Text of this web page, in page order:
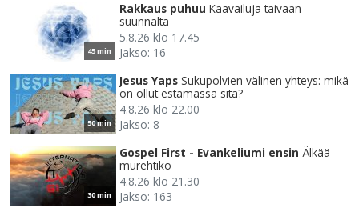
45 min
Rakkaus puhuu Kaavailuja taivaan
suunnalta
5.8.26 klo 17.45
Jakso: 16
50 min
Jesus Yaps Sukupolvien välinen yhteys: mikä
on ollut estämässä sitä?
4.8.26 klo 22.00
Jakso: 8
30 min
Gospel First - Evankeliumi ensin Älkää
murehtiko
4.8.26 klo 21.30
Jakso: 163